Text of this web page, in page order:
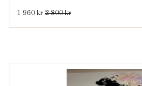
1 960 kr 2 800 kr